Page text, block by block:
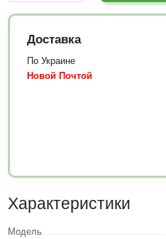
Доставка
По Украине
Новой Почтой
Характеристики
Модель